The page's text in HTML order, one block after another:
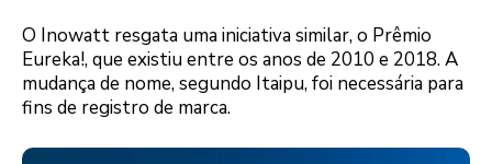
O Inowatt resgata uma iniciativa similar, o Prêmio
Eureka!, que existiu entre os anos de 2010 e 2018. A
mudança de nome, segundo Itaipu, foi necessária para
fins de registro de marca.